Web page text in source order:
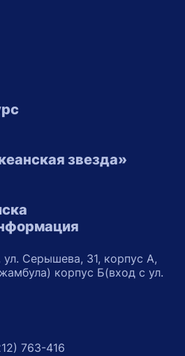
звезда»
ул. Серышева, 31, корпус А,
корпус Б(вход с ул.
763-416